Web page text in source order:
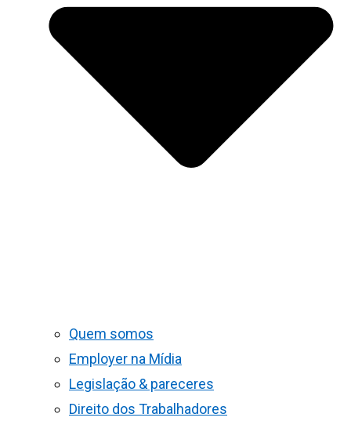
Quem somos
Employer na Mídia
Legislação & pareceres
Direito dos Trabalhadores